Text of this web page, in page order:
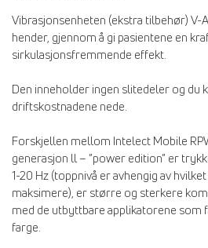
Vibrasjonsenheten (ekstra tilbehør)
hender, gjennom å gi pasientene en
sirkulasjonsfremmende effekt.
Den inneholder ingen slitedeler og du
driftskostnadene nede.
Forskjellen mellom Intelect Mobile
generasjon ll – ”power edition” er
1-20 Hz (toppnivå er avhengig av
maksimere), er større og sterkere
med de utbyttbare applikatorene som
farge.